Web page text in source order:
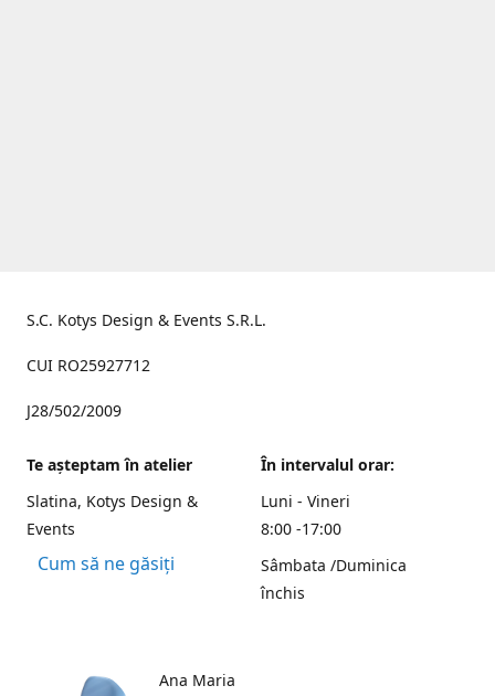
S.C. Kotys Design & Events S.R.L.
CUI RO25927712
J28/502/2009
Te aşteptam în atelier
Slatina, Kotys Design &
Events
Cum să ne găsiți
În intervalul orar:
Luni - Vineri
8:00 -17:00
Sâmbata /Duminica
închis
Ana Maria